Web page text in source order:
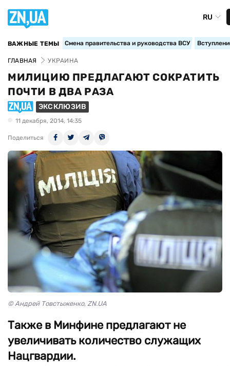
RU
ВАЖНЫЕ ТЕМЫ Смена правительства и руководства ВСУ
ГЛАВНАЯ УКРАИНА
МИЛИЦИЮ ПРЕДЛАГАЮТ СОКРАТИТЬ
ПОЧТИ В ДВА РАЗА
ЭКСКЛЮЗИВ
11 декабря, 2014, 14:35
Поделиться
© Андрей Товстыженко, ZN.UA
Также в Минфине предлагают не
увеличивать количество служащих
Нацгвардии.